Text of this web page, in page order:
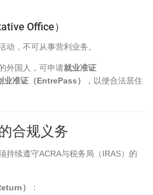
Office）
动，不可从事营利业务。
外国人，可申请就业准证
准证（EntrePass）
，以便合法居住
合规义务
持续遵守ACRA与税务局（IRAS）的
）
：